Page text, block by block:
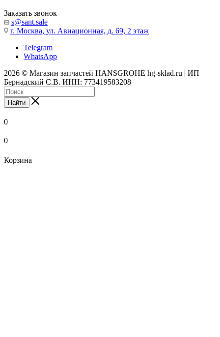
Заказать звонок
s@sant.sale
г. Москва, ул. Авиационная, д. 69, 2 этаж
Telegram
WhatsApp
2026 © Магазин запчастей HANSGROHE hg-sklad.ru | ИП
Бернадский С.В. ИНН: 773419583208
Найти
0
0
Корзина